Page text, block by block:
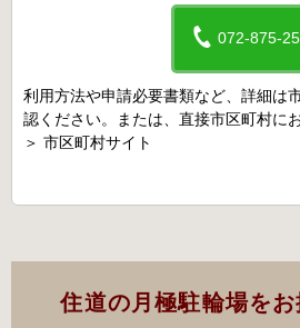
072-875-
利用方法や申請必要書類など、詳細は
認ください。または、直接市区町村に
＞ 市区町村サイト
住道の月極駐輪場をお